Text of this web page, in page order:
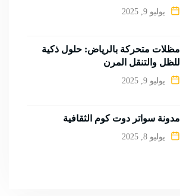
يوليو 9, 2025
مظلات متحركة بالرياض: حلول ذكية
للظل والتنقل المرن
يوليو 9, 2025
مدونة سواتر دوت كوم الثقافية
يوليو 8, 2025